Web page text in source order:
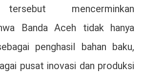
mencerminkan
Banda Aceh tidak hanya
penghasil bahan baku,
pusat inovasi dan produksi